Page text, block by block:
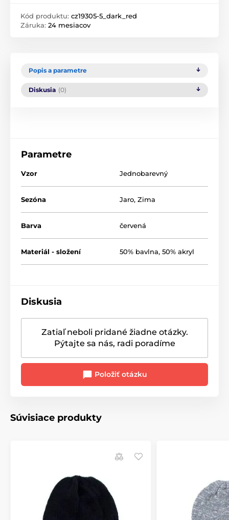
Kód produktu: cz19305-5_dark_red
Záruka: 24 mesiacov
Popis a parametre
Diskusia (0)
Parametre
Vzor Jednobarevný
Sezóna Jaro, Zima
Barva červená
Materiál - složení 50% bavlna, 50% akryl
Diskusia
Zatiaľ neboli pridané žiadne otázky.
Pýtajte sa nás, radi poradíme
Položiť otázku
Súvisiace produkty